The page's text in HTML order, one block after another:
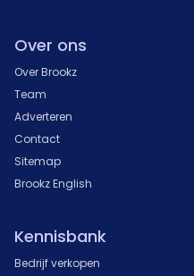
Over ons
Over Brookz
Team
Adverteren
Contact
Sitemap
Brookz English
Kennisbank
Bedrijf verkopen